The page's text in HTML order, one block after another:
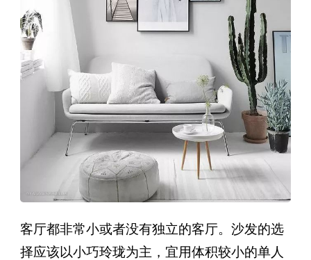
客厅都非常小或者没有独立的客厅。沙发的选
择应该以小巧玲珑为主，宜用体积较小的单人